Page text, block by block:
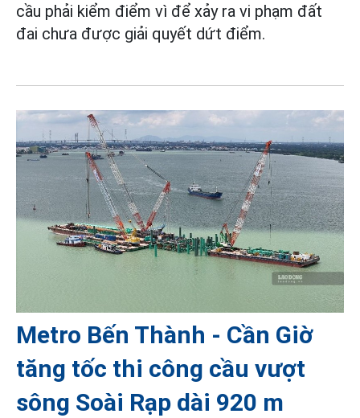
cầu phải kiểm điểm vì để xảy ra vi phạm đất
đai chưa được giải quyết dứt điểm.
Metro Bến Thành - Cần Giờ
tăng tốc thi công cầu vượt
sông Soài Rạp dài 920 m